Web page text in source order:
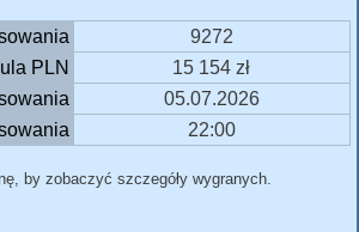
9272
PLN
15 154 zł
05.07.2026
22:00
by zobaczyć szczegóły wygranych.